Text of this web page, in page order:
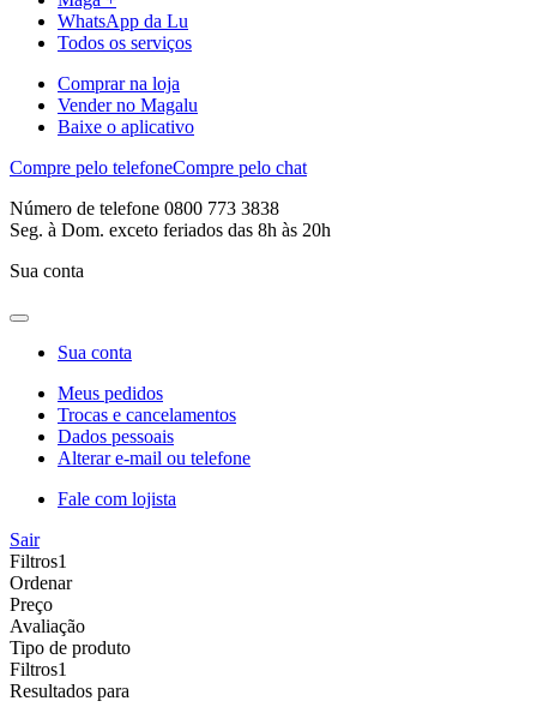
WhatsApp da Lu
Todos os serviços
Comprar na loja
Vender no Magalu
Baixe o aplicativo
Compre pelo telefoneCompre pelo chat
Número de telefone 0800 773 3838
Seg. à Dom. exceto feriados das 8h às 20h
Sua conta
Sua conta
Meus pedidos
Trocas e cancelamentos
Dados pessoais
Alterar e-mail ou telefone
Fale com lojista
Sair
Filtros1
Ordenar
Preço
Avaliação
Tipo de produto
Filtros1
Resultados para